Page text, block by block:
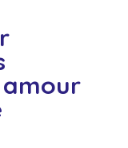
amour